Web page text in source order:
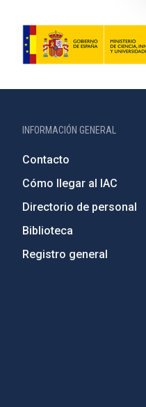
INFORMACIÓN GENERAL
Contacto
Cómo llegar al IAC
Directorio de personal
Biblioteca
Registro general